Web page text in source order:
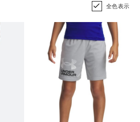
全色表示